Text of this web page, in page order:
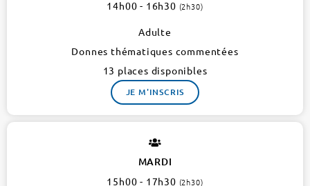
14h00 - 16h30 (2h30)
Adulte
Donnes thématiques commentées
13 places disponibles
JE M'INSCRIS
MARDI
15h00 - 17h30 (2h30)